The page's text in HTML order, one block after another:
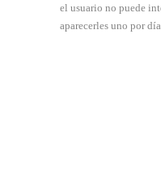
el usuario no puede
aparecerles uno por día.